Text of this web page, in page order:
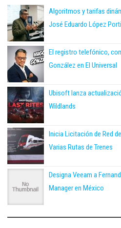
Algoritmos y tarifas
José Eduardo López
El registro telefónico,
González en El Universal
Ubisoft lanza
Wildlands
Inicia Licitación de Red
Varias Rutas de Trenes
Designa Veeam a
Manager en México